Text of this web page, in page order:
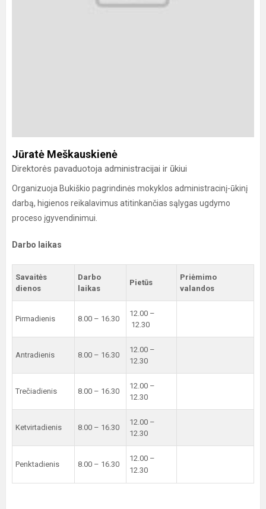
Jūratė Meškauskienė
Direktorės pavaduotoja administracijai ir ūkiui
Organizuoja Bukiškio pagrindinės mokyklos administracinį-ūkinį
darbą, higienos reikalavimus atitinkančias sąlygas ugdymo
proceso įgyvendinimui.
Darbo laikas
Savaitės
dienos
Darbo
laikas
Pietūs
Priėmimo
valandos
Pirmadienis 8.00 – 16.30
12.00 –
12.30
Antradienis 8.00 – 16.30
12.00 –
12.30
Trečiadienis 8.00 – 16.30
12.00 –
12.30
Ketvirtadienis 8.00 – 16.30
12.00 –
12.30
Penktadienis 8.00 – 16.30
12.00 –
12.30